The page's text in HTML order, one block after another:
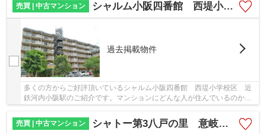
売買 | 中古マンション
シャルム小阪四番館 西堤小学校区 近鉄河内小阪駅
過去掲載物件
多くの方からご好評頂いているシャルム小阪四番館 西堤小学校区 近
鉄河内小阪駅のご紹介です。マンションにどんな人が住んでいるのかも
中古マンションなら事前に知れます。エレベー...
売買 | 中古マンション
シャトー第3八戸の里 意岐部小学校区 近鉄八戸ノ里駅